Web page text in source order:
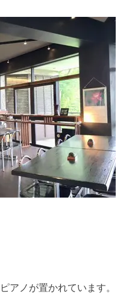
アノが置かれています。